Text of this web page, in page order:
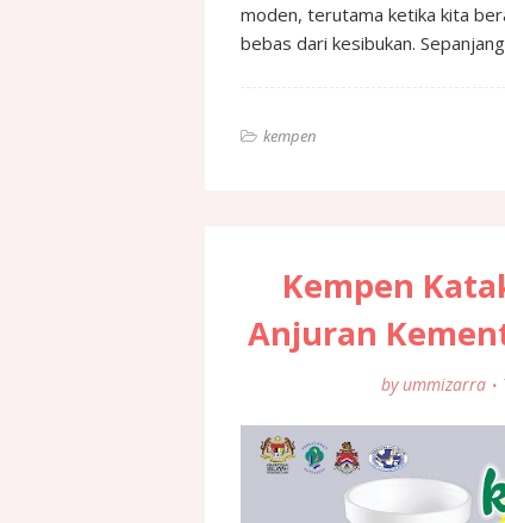
moden, terutama ketika kita
bebas dari kesibukan.
kempen
Kempen
Anjuran
by ummizarra